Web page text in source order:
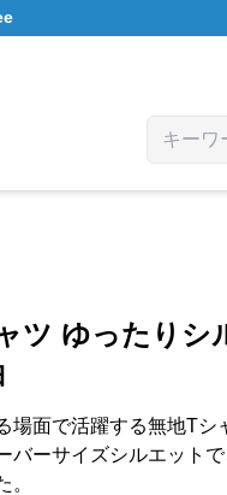
ツ ゆったりシ
場面で活躍する無地Tシ
バーサイズシルエット
。